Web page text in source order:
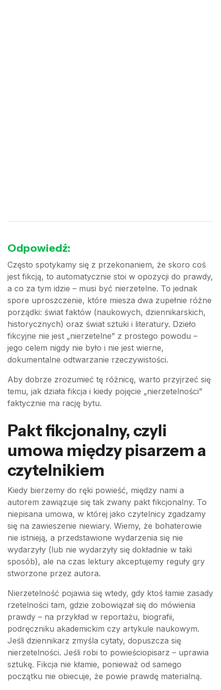
Odpowiedź:
Często spotykamy się z przekonaniem, że skoro coś
jest fikcją, to automatycznie stoi w opozycji do prawdy,
a co za tym idzie – musi być nierzetelne. To jednak
spore uproszczenie, które miesza dwa zupełnie różne
porządki: świat faktów (naukowych, dziennikarskich,
historycznych) oraz świat sztuki i literatury. Dzieło
fikcyjne nie jest „nierzetelne” z prostego powodu –
jego celem nigdy nie było i nie jest wierne,
dokumentalne odtwarzanie rzeczywistości.
Aby dobrze zrozumieć tę różnicę, warto przyjrzeć się
temu, jak działa fikcja i kiedy pojęcie „nierzetelności”
faktycznie ma rację bytu.
Pakt fikcjonalny, czyli
umowa między pisarzem a
czytelnikiem
Kiedy bierzemy do ręki powieść, między nami a
autorem zawiązuje się tak zwany pakt fikcjonalny. To
niepisana umowa, w której jako czytelnicy zgadzamy
się na zawieszenie niewiary. Wiemy, że bohaterowie
nie istnieją, a przedstawione wydarzenia się nie
wydarzyły (lub nie wydarzyły się dokładnie w taki
sposób), ale na czas lektury akceptujemy reguły gry
stworzone przez autora.
Nierzetelność pojawia się wtedy, gdy ktoś łamie zasady
rzetelności tam, gdzie zobowiązał się do mówienia
prawdy – na przykład w reportażu, biografii,
podręczniku akademickim czy artykule naukowym.
Jeśli dziennikarz zmyśla cytaty, dopuszcza się
nierzetelności. Jeśli robi to powieściopisarz – uprawia
sztukę. Fikcja nie kłamie, ponieważ od samego
początku nie obiecuje, że powie prawdę materialną.